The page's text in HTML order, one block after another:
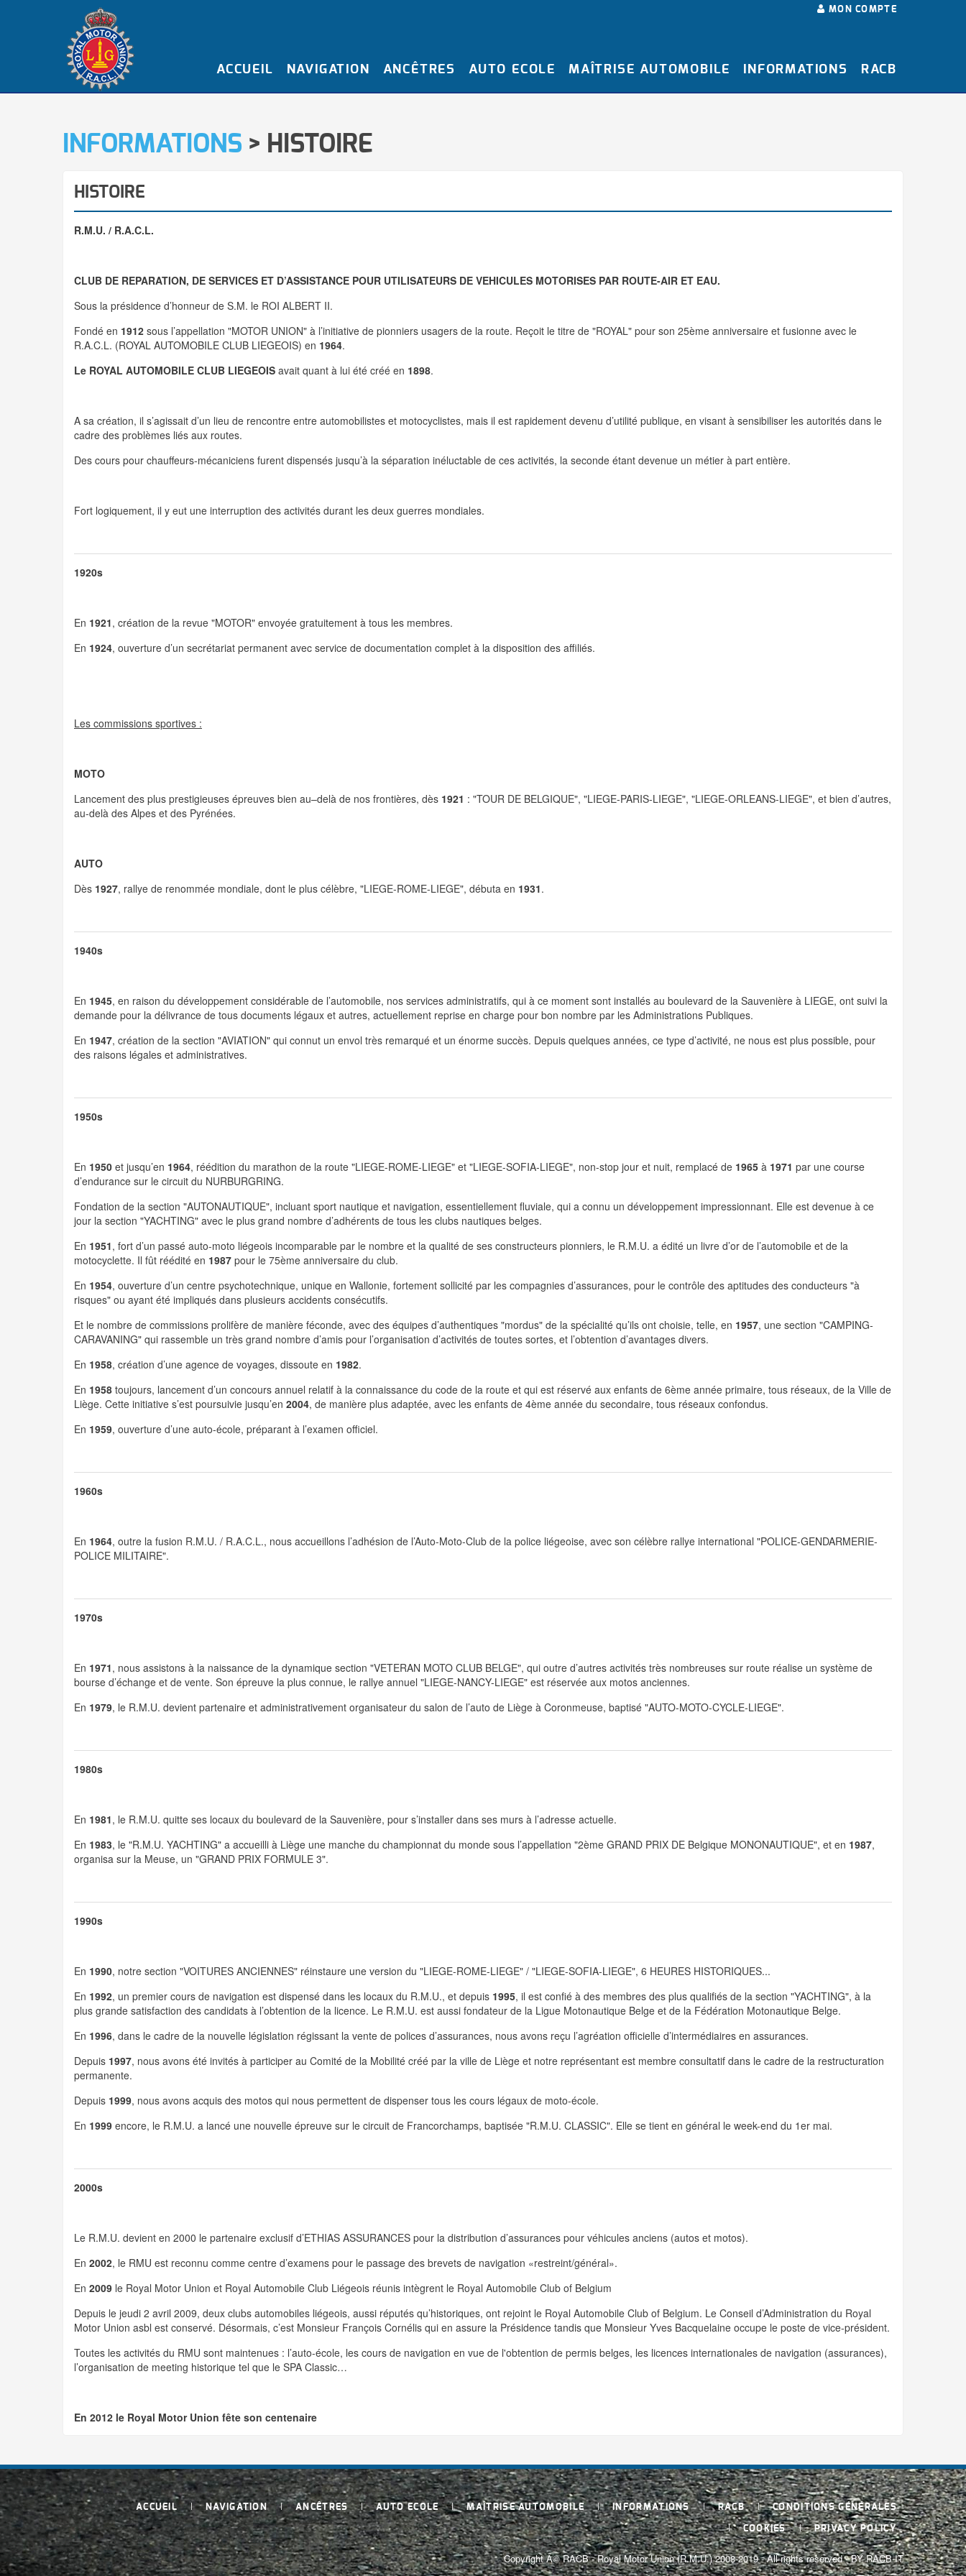
MON COMPTE
ACCUEIL NAVIGATION ANCÊTRES AUTO ECOLE MAÎTRISE AUTOMOBILE INFORMATIONS RACB
INFORMATIONS > HISTOIRE
HISTOIRE
R.M.U. / R.A.C.L.
CLUB DE REPARATION, DE SERVICES ET D’ASSISTANCE POUR UTILISATEURS DE VEHICULES MOTORISES PAR ROUTE-AIR ET EAU.
Sous la présidence d’honneur de S.M. le ROI ALBERT II.
Fondé en 1912 sous l’appellation "MOTOR UNION" à l’initiative de pionniers usagers de la route. Reçoit le titre de "ROYAL" pour son 25ème anniversaire et fusionne avec le
R.A.C.L. (ROYAL AUTOMOBILE CLUB LIEGEOIS) en 1964.
Le ROYAL AUTOMOBILE CLUB LIEGEOIS avait quant à lui été créé en 1898.
A sa création, il s’agissait d’un lieu de rencontre entre automobilistes et motocyclistes, mais il est rapidement devenu d’utilité publique, en visant à sensibiliser les autorités dans le
cadre des problèmes liés aux routes.
Des cours pour chauffeurs-mécaniciens furent dispensés jusqu’à la séparation inéluctable de ces activités, la seconde étant devenue un métier à part entière.
Fort logiquement, il y eut une interruption des activités durant les deux guerres mondiales.
1920s
En 1921, création de la revue "MOTOR" envoyée gratuitement à tous les membres.
En 1924, ouverture d’un secrétariat permanent avec service de documentation complet à la disposition des affiliés.
Les commissions sportives :
MOTO
Lancement des plus prestigieuses épreuves bien au–delà de nos frontières, dès 1921 : "TOUR DE BELGIQUE", "LIEGE-PARIS-LIEGE", "LIEGE-ORLEANS-LIEGE", et bien d’autres,
au-delà des Alpes et des Pyrénées.
AUTO
Dès 1927, rallye de renommée mondiale, dont le plus célèbre, "LIEGE-ROME-LIEGE", débuta en 1931.
1940s
En 1945, en raison du développement considérable de l’automobile, nos services administratifs, qui à ce moment sont installés au boulevard de la Sauvenière à LIEGE, ont suivi la
demande pour la délivrance de tous documents légaux et autres, actuellement reprise en charge pour bon nombre par les Administrations Publiques.
En 1947, création de la section "AVIATION" qui connut un envol très remarqué et un énorme succès. Depuis quelques années, ce type d’activité, ne nous est plus possible, pour
des raisons légales et administratives.
1950s
En 1950 et jusqu’en 1964, réédition du marathon de la route "LIEGE-ROME-LIEGE" et "LIEGE-SOFIA-LIEGE", non-stop jour et nuit, remplacé de 1965 à 1971 par une course
d’endurance sur le circuit du NURBURGRING.
Fondation de la section "AUTONAUTIQUE", incluant sport nautique et navigation, essentiellement fluviale, qui a connu un développement impressionnant. Elle est devenue à ce
jour la section "YACHTING" avec le plus grand nombre d’adhérents de tous les clubs nautiques belges.
En 1951, fort d’un passé auto-moto liégeois incomparable par le nombre et la qualité de ses constructeurs pionniers, le R.M.U. a édité un livre d’or de l’automobile et de la
motocyclette. Il fût réédité en 1987 pour le 75ème anniversaire du club.
En 1954, ouverture d’un centre psychotechnique, unique en Wallonie, fortement sollicité par les compagnies d’assurances, pour le contrôle des aptitudes des conducteurs "à
risques" ou ayant été impliqués dans plusieurs accidents consécutifs.
Et le nombre de commissions prolifère de manière féconde, avec des équipes d’authentiques "mordus" de la spécialité qu’ils ont choisie, telle, en 1957, une section "CAMPING-
CARAVANING" qui rassemble un très grand nombre d’amis pour l’organisation d’activités de toutes sortes, et l’obtention d’avantages divers.
En 1958, création d’une agence de voyages, dissoute en 1982.
En 1958 toujours, lancement d’un concours annuel relatif à la connaissance du code de la route et qui est réservé aux enfants de 6ème année primaire, tous réseaux, de la Ville de
Liège. Cette initiative s’est poursuivie jusqu’en 2004, de manière plus adaptée, avec les enfants de 4ème année du secondaire, tous réseaux confondus.
En 1959, ouverture d’une auto-école, préparant à l’examen officiel.
1960s
En 1964, outre la fusion R.M.U. / R.A.C.L., nous accueillons l’adhésion de l’Auto-Moto-Club de la police liégeoise, avec son célèbre rallye international "POLICE-GENDARMERIE-
POLICE MILITAIRE".
1970s
En 1971, nous assistons à la naissance de la dynamique section "VETERAN MOTO CLUB BELGE", qui outre d’autres activités très nombreuses sur route réalise un système de
bourse d’échange et de vente. Son épreuve la plus connue, le rallye annuel "LIEGE-NANCY-LIEGE" est réservée aux motos anciennes.
En 1979, le R.M.U. devient partenaire et administrativement organisateur du salon de l’auto de Liège à Coronmeuse, baptisé "AUTO-MOTO-CYCLE-LIEGE".
1980s
En 1981, le R.M.U. quitte ses locaux du boulevard de la Sauvenière, pour s’installer dans ses murs à l’adresse actuelle.
En 1983, le "R.M.U. YACHTING" a accueilli à Liège une manche du championnat du monde sous l’appellation "2ème GRAND PRIX DE Belgique MONONAUTIQUE", et en 1987,
organisa sur la Meuse, un "GRAND PRIX FORMULE 3".
1990s
En 1990, notre section "VOITURES ANCIENNES" réinstaure une version du "LIEGE-ROME-LIEGE" / "LIEGE-SOFIA-LIEGE", 6 HEURES HISTORIQUES...
En 1992, un premier cours de navigation est dispensé dans les locaux du R.M.U., et depuis 1995, il est confié à des membres des plus qualifiés de la section "YACHTING", à la
plus grande satisfaction des candidats à l’obtention de la licence. Le R.M.U. est aussi fondateur de la Ligue Motonautique Belge et de la Fédération Motonautique Belge.
En 1996, dans le cadre de la nouvelle législation régissant la vente de polices d’assurances, nous avons reçu l’agréation officielle d’intermédiaires en assurances.
Depuis 1997, nous avons été invités à participer au Comité de la Mobilité créé par la ville de Liège et notre représentant est membre consultatif dans le cadre de la restructuration
permanente.
Depuis 1999, nous avons acquis des motos qui nous permettent de dispenser tous les cours légaux de moto-école.
En 1999 encore, le R.M.U. a lancé une nouvelle épreuve sur le circuit de Francorchamps, baptisée "R.M.U. CLASSIC". Elle se tient en général le week-end du 1er mai.
2000s
Le R.M.U. devient en 2000 le partenaire exclusif d’ETHIAS ASSURANCES pour la distribution d’assurances pour véhicules anciens (autos et motos).
En 2002, le RMU est reconnu comme centre d’examens pour le passage des brevets de navigation «restreint/général».
En 2009 le Royal Motor Union et Royal Automobile Club Liégeois réunis intègrent le Royal Automobile Club of Belgium
Depuis le jeudi 2 avril 2009, deux clubs automobiles liégeois, aussi réputés qu’historiques, ont rejoint le Royal Automobile Club of Belgium. Le Conseil d’Administration du Royal
Motor Union asbl est conservé. Désormais, c’est Monsieur François Cornélis qui en assure la Présidence tandis que Monsieur Yves Bacquelaine occupe le poste de vice-président.
Toutes les activités du RMU sont maintenues : l’auto-école, les cours de navigation en vue de l'obtention de permis belges, les licences internationales de navigation (assurances),
l’organisation de meeting historique tel que le SPA Classic…
En 2012 le Royal Motor Union fête son centenaire
ACCUEIL NAVIGATION ANCÊTRES AUTO ECOLE MAÎTRISE AUTOMOBILE INFORMATIONS RACB CONDITIONS GÉNÉRALES
COOKIES PRIVACY POLICY
Copyright Â© RACB - Royal Motor Union (R.M.U.) 2008-2019 - All rights reserved - BY RACB-IT